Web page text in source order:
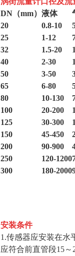
DN（mm） 液体
20
0.8-10
25
1-12
32
1.5-20
40
2-30
50
3-50
65
6-80
80
10-130
100
20-200
125
30-300
150
45-450
200
90-900
250
120-1200
300
180-2000
安装条件
1.传感器应安装在水
应符合前直管段15